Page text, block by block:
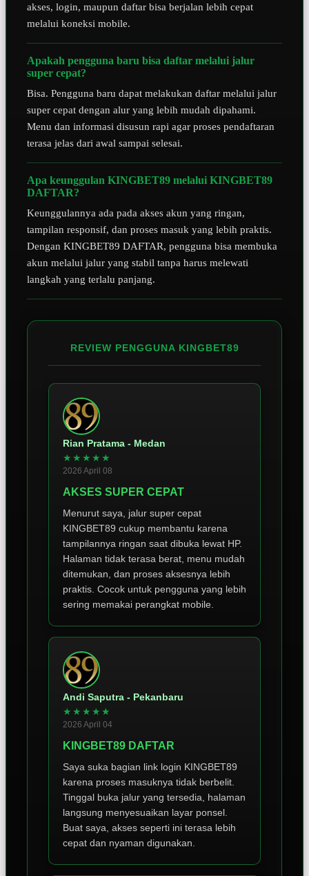
akses, login, maupun daftar bisa berjalan lebih cepat
melalui koneksi mobile.
Apakah pengguna baru bisa daftar melalui jalur
super cepat?
Bisa. Pengguna baru dapat melakukan daftar melalui jalur
super cepat dengan alur yang lebih mudah dipahami.
Menu dan informasi disusun rapi agar proses pendaftaran
terasa jelas dari awal sampai selesai.
Apa keunggulan KINGBET89 melalui KINGBET89
DAFTAR?
Keunggulannya ada pada akses akun yang ringan,
tampilan responsif, dan proses masuk yang lebih praktis.
Dengan KINGBET89 DAFTAR, pengguna bisa membuka
akun melalui jalur yang stabil tanpa harus melewati
langkah yang terlalu panjang.
REVIEW PENGGUNA KINGBET89
Rian Pratama - Medan
★★★★★
2026 April 08
AKSES SUPER CEPAT
Menurut saya, jalur super cepat
KINGBET89 cukup membantu karena
tampilannya ringan saat dibuka lewat HP.
Halaman tidak terasa berat, menu mudah
ditemukan, dan proses aksesnya lebih
praktis. Cocok untuk pengguna yang lebih
sering memakai perangkat mobile.
Andi Saputra - Pekanbaru
★★★★★
2026 April 04
KINGBET89 DAFTAR
Saya suka bagian link login KINGBET89
karena proses masuknya tidak berbelit.
Tinggal buka jalur yang tersedia, halaman
langsung menyesuaikan layar ponsel.
Buat saya, akses seperti ini terasa lebih
cepat dan nyaman digunakan.